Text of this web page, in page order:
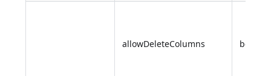
allowDeleteColumns